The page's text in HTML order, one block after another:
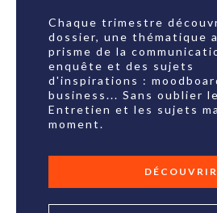
Chaque trimestre
dossier, une thématique
prisme de la
enquête et des sujets
d'inspirations :
business... Sans oublier
Entretien et les sujets
moment.
DÉCOUVRIR